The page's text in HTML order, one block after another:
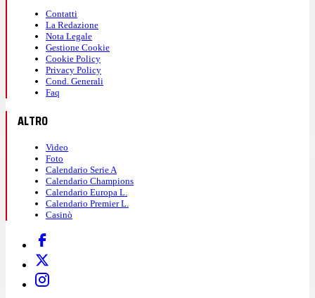
Contatti
La Redazione
Nota Legale
Gestione Cookie
Cookie Policy
Privacy Policy
Cond. Generali
Faq
ALTRO
Video
Foto
Calendario Serie A
Calendario Champions
Calendario Europa L.
Calendario Premier L.
Casinò